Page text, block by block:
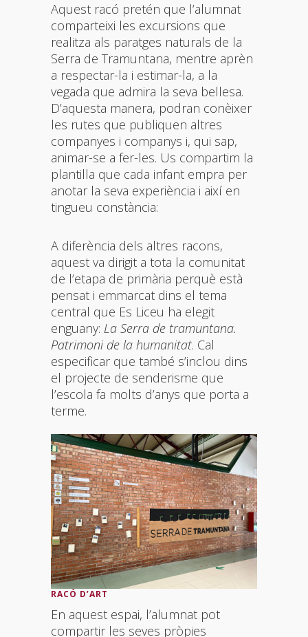
Aquest racó pretén que l’alumnat
comparteixi les excursions que
realitza als paratges naturals de la
Serra de Tramuntana, mentre aprèn
a respectar-la i estimar-la, a la
vegada que admira la seva bellesa.
D’aquesta manera, podran conèixer
les rutes que publiquen altres
companyes i companys i, qui sap,
animar-se a fer-les. Us compartim la
plantilla que cada infant empra per
anotar la seva experiència i així en
tingueu constància:
A diferència dels altres racons,
aquest va dirigit a tota la comunitat
de l’etapa de primària perquè està
pensat i emmarcat dins el tema
central que Es Liceu ha elegit
enguany: La Serra de tramuntana.
Patrimoni de la humanitat. Cal
especificar que també s’inclou dins
el projecte de senderisme que
l’escola fa molts d’anys que porta a
terme.
RACÓ D’ART
En aquest espai, l’alumnat pot
compartir les seves pròpies